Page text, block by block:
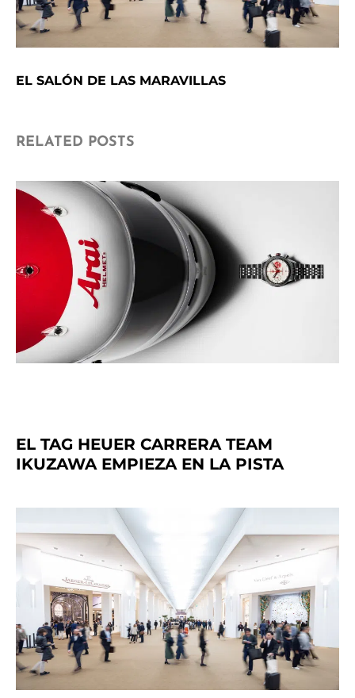
EL SALÓN DE LAS MARAVILLAS
RELATED POSTS
EL TAG HEUER CARRERA TEAM
IKUZAWA EMPIEZA EN LA PISTA